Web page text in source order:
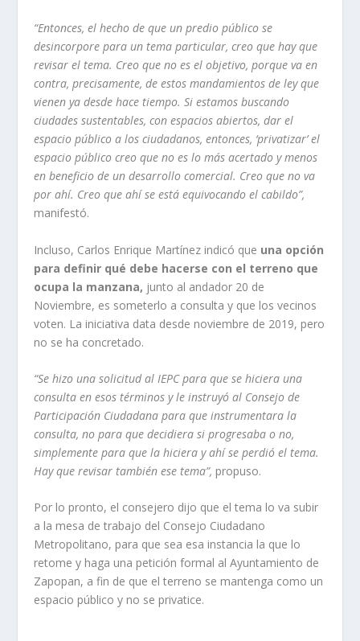
“Entonces, el hecho de que un predio público se
desincorpore para un tema particular, creo que hay que
revisar el tema. Creo que no es el objetivo, porque va en
contra, precisamente, de estos mandamientos de ley que
vienen ya desde hace tiempo. Si estamos buscando
ciudades sustentables, con espacios abiertos, dar el
espacio público a los ciudadanos, entonces, ‘privatizar’ el
espacio público creo que no es lo más acertado y menos
en beneficio de un desarrollo comercial. Creo que no va
por ahí. Creo que ahí se está equivocando el cabildo”,
manifestó.
Incluso, Carlos Enrique Martínez indicó que una opción
para definir qué debe hacerse con el terreno que
ocupa la manzana, junto al andador 20 de
Noviembre, es someterlo a consulta y que los vecinos
voten. La iniciativa data desde noviembre de 2019, pero
no se ha concretado.
“Se hizo una solicitud al IEPC para que se hiciera una
consulta en esos términos y le instruyó al Consejo de
Participación Ciudadana para que instrumentara la
consulta, no para que decidiera si progresaba o no,
simplemente para que la hiciera y ahí se perdió el tema.
Hay que revisar también ese tema”, propuso.
Por lo pronto, el consejero dijo que el tema lo va subir
a la mesa de trabajo del Consejo Ciudadano
Metropolitano, para que sea esa instancia la que lo
retome y haga una petición formal al Ayuntamiento de
Zapopan, a fin de que el terreno se mantenga como un
espacio público y no se privatice.